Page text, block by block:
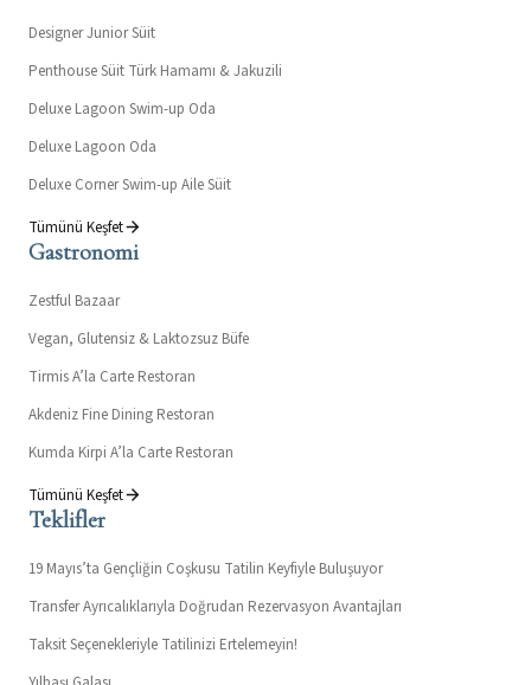
Designer Junior Süit
Penthouse Süit Türk Hamamı & Jakuzili
Deluxe Lagoon Swim-up Oda
Deluxe Lagoon Oda
Deluxe Corner Swim-up Aile Süit
Tümünü Keşfet
Gastronomi
Zestful Bazaar
Vegan, Glutensiz & Laktozsuz Büfe
Tirmis A’la Carte Restoran
Akdeniz Fine Dining Restoran
Kumda Kirpi A’la Carte Restoran
Tümünü Keşfet
Teklifler
19 Mayıs’ta Gençliğin Coşkusu Tatilin Keyfiyle Buluşuyor
Transfer Ayrıcalıklarıyla Doğrudan Rezervasyon Avantajları
Taksit Seçenekleriyle Tatilinizi Ertelemeyin!